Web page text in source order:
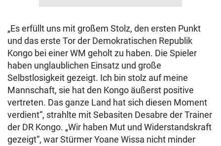
„Es erfüllt uns mit großem Stolz, den ersten Punkt
und das erste Tor der Demokratischen Republik
Kongo bei einer WM geholt zu haben. Die Spieler
haben unglaublichen Einsatz und große
Selbstlosigkeit gezeigt. Ich bin stolz auf meine
Mannschaft, sie hat den Kongo äußerst positive
vertreten. Das ganze Land hat sich diesen Moment
verdient“, strahlte mit Sebasiten Desabre der Trainer
der DR Kongo. „Wir haben Mut und Widerstandskraft
gezeigt“, war Stürmer Yoane Wissa nicht minder